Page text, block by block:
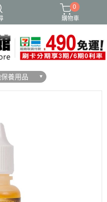
0
購物車
養用品